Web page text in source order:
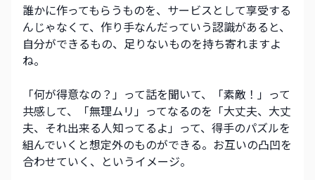
誰かに作ってもらうものを、サービスとして享受する
んじゃなくて、作り手なんだっていう認識があると、
自分ができるもの、足りないものを持ち寄れますよ
ね。
「何が得意なの？」って話を聞いて、「素敵！」って
共感して、「無理ムリ」ってなるのを「大丈夫、大丈
夫、それ出来る人知ってるよ」って、得手のパズルを
組んでいくと想定外のものができる。お互いの凸凹を
合わせていく、というイメージ。